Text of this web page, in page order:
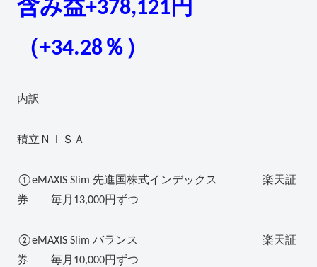
含み益+378,121円
（+34.28％）
内訳
積立ＮＩＳＡ
①eMAXIS Slim 先進国株式インデックス 楽天証
券 毎月13,000円ずつ
②eMAXIS Slim バランス 楽天証
券 毎月10,000円ずつ